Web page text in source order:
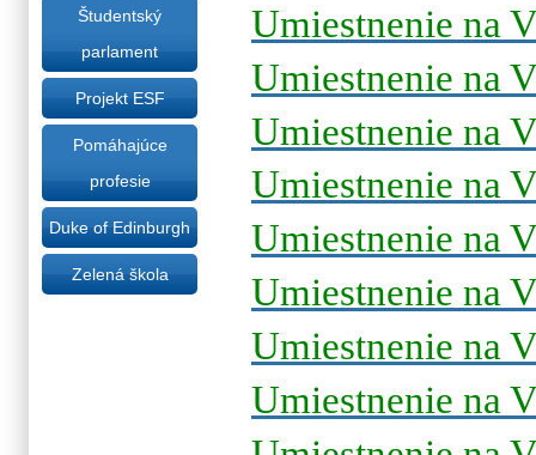
Umiestnenie na
Umiestnenie na
Umiestnenie na
Umiestnenie na
Umiestnenie na
Umiestnenie na
Umiestnenie na
Umiestnenie na
Študentský
parlament
Projekt ESF
Pomáhajúce
profesie
Duke of Edinburgh
Zelená škola